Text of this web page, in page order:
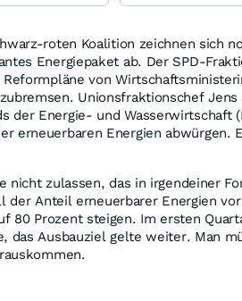
roten Koalition zeichnen sich
Energiepaket ab. Der SPD-
von
Unionsfraktionschef Jens
der Energie- und Wasserwirtschaft
erneuerbaren Energien abwürgen.
nicht zulassen, das in irgendeiner
Anteil erneuerbarer Energien
80 Prozent steigen. Im ersten
das Ausbauziel gelte weiter. Man